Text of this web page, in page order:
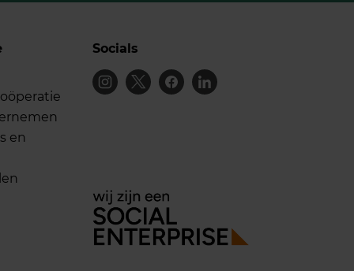
en
Socials